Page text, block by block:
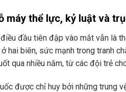
máy thể lực, kỷ luật và
điều đầu tiên đập vào mắt vẫn là
hai biên, sức mạnh trong tranh
qua nhiều năm, từ các đội trẻ
được chỉ huy bởi những trung